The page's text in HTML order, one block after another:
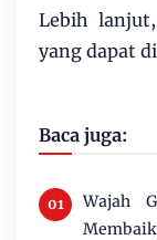
Lebih
yang dapat
Baca juga:
Wajah